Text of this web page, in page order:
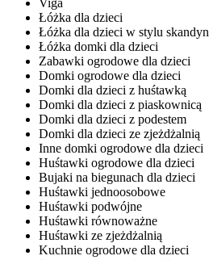
Viga
Łóżka dla dzieci
Łóżka dla dzieci w stylu
Łóżka domki dla dzieci
Zabawki ogrodowe dla dzieci
Domki ogrodowe dla dzieci
Domki dla dzieci z huśtawką
Domki dla dzieci z piaskownicą
Domki dla dzieci z podestem
Domki dla dzieci ze zjeżdżalnią
Inne domki ogrodowe dla dzieci
Huśtawki ogrodowe dla dzieci
Bujaki na biegunach dla dzieci
Huśtawki jednoosobowe
Huśtawki podwójne
Huśtawki równoważne
Huśtawki ze zjeżdżalnią
Kuchnie ogrodowe dla dzieci